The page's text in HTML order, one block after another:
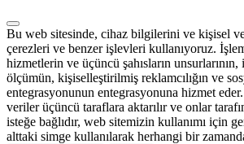
Bu web sitesinde, cihaz bilgilerini ve kişisel
çerezleri ve benzer işlevleri kullanıyoruz.
hizmetlerin ve üçüncü şahısların
ölçümün, kişiselleştirilmiş reklamcılığın ve
entegrasyonunun entegrasyonuna hizmet
veriler üçüncü taraflara aktarılır ve onlar
isteğe bağlıdır, web sitemizin kullanımı için
alttaki simge kullanılarak herhangi bir